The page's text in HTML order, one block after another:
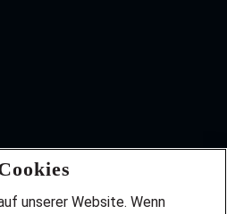
unserer Website. Wenn